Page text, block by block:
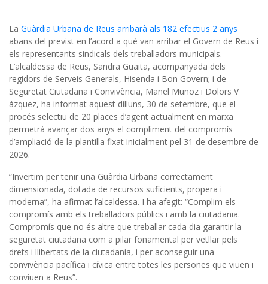
La Guàrdia Urbana de Reus arribarà als 182 efectius 2 anys
abans del previst en l’acord a què van arribar el Govern de Reus i
els representants sindicals dels treballadors municipals.
L’alcaldessa de Reus, Sandra Guaita, acompanyada dels
regidors de Serveis Generals, Hisenda i Bon Govern; i de
Seguretat Ciutadana i Convivència, Manel Muñoz i Dolors V
ázquez, ha informat aquest dilluns, 30 de setembre, que el
procés selectiu de 20 places d’agent actualment en marxa
permetrà avançar dos anys el compliment del compromís
d’ampliació de la plantilla fixat inicialment pel 31 de desembre de
2026.
“Invertim per tenir una Guàrdia Urbana correctament
dimensionada, dotada de recursos suficients, propera i
moderna”, ha afirmat l’alcaldessa. I ha afegit: “Complim els
compromís amb els treballadors públics i amb la ciutadania.
Compromís que no és altre que treballar cada dia garantir la
seguretat ciutadana com a pilar fonamental per vetllar pels
drets i llibertats de la ciutadania, i per aconseguir una
convivència pacífica i cívica entre totes les persones que viuen i
conviuen a Reus”.